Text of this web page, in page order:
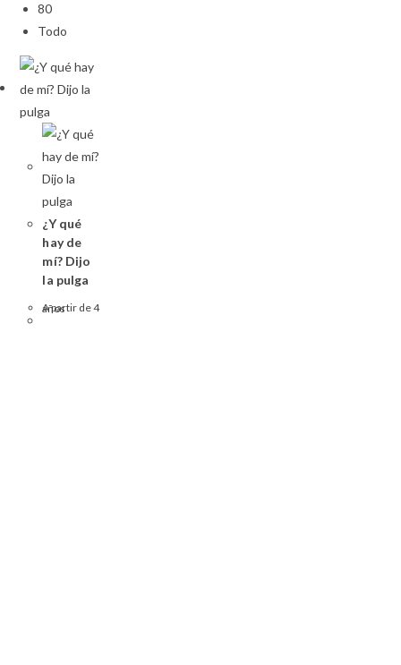
80
Todo
¿Y qué
hay de
mí? Dijo
la pulga
A partir de 4 años